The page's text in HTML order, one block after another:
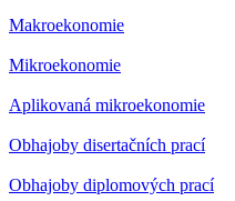
Makroekonomie
Mikroekonomie
Aplikovaná mikroekonomie
Obhajoby disertačních prací
Obhajoby diplomových prací